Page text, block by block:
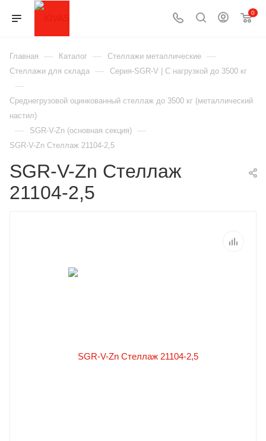
0
Главная — Каталог — Стеллажи металлические —
Стеллажи для склада — Серия-SGR-V | С нагрузкой до 3500 кг
—
Среднегрузовой оцинкованный стеллаж до 3500 кг (металлический
настил)
— SGR-V-Zn (основная секция) —
SGR-V-Zn Стеллаж 21104-2,5
SGR-V-Zn Стеллаж
21104-2,5